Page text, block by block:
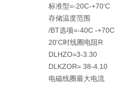
标准型=-20C-+70'C
存储温度范围
/BT选项=-40C -+70C
20'C时线圈电阻R
DLHZO=3-3.30
DLKZOR= 38-4.10
电磁线圈最大电流